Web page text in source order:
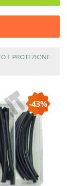
E PROTEZIONE
-43%